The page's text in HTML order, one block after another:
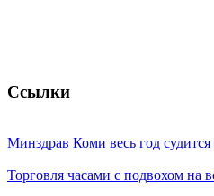
Ссылки
Минздрав Коми весь год судится
Торговля часами с подвохом на